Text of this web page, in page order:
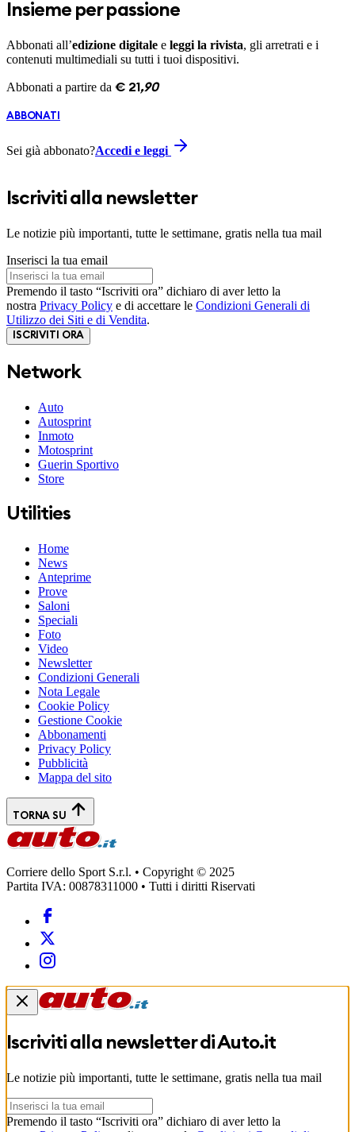
Insieme per passione
Abbonati all’edizione digitale e leggi la rivista, gli arretrati e i
contenuti multimediali su tutti i tuoi dispositivi.
Abbonati a partire da € 21 ,90
ABBONATI
Sei già abbonato?Accedi e leggi
Iscriviti alla newsletter
Le notizie più importanti, tutte le settimane, gratis nella tua mail
Inserisci la tua email
Premendo il tasto “Iscriviti ora” dichiaro di aver letto la
nostra Privacy Policy e di accettare le Condizioni Generali di
Utilizzo dei Siti e di Vendita.
ISCRIVITI ORA
Network
Auto
Autosprint
Inmoto
Motosprint
Guerin Sportivo
Store
Utilities
Home
News
Anteprime
Prove
Saloni
Speciali
Foto
Video
Newsletter
Condizioni Generali
Nota Legale
Cookie Policy
Gestione Cookie
Abbonamenti
Privacy Policy
Pubblicità
Mappa del sito
TORNA SU
Corriere dello Sport S.r.l. • Copyright © 2025
Partita IVA: 00878311000 • Tutti i diritti Riservati
Iscriviti alla newsletter diAuto.it
Le notizie più importanti, tutte le settimane, gratis nella tua mail
Premendo il tasto “Iscriviti ora” dichiaro di aver letto la